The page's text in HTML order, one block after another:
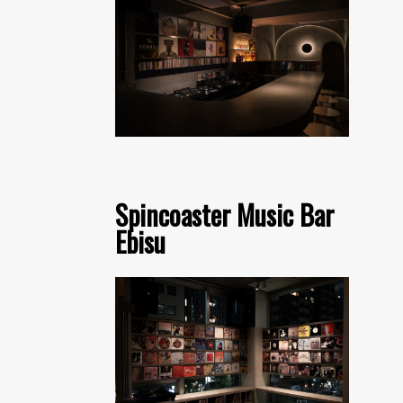
Spincoaster Music Bar
Ebisu